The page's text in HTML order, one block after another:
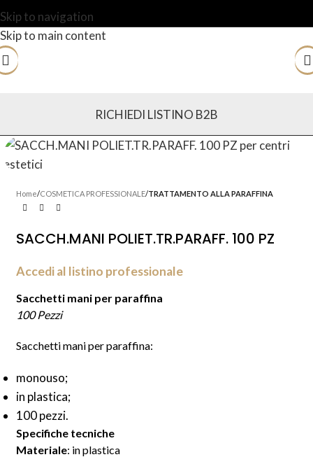
Skip to navigation
Skip to main content
RICHIEDI LISTINO B2B
Home COSMETICA PROFESSIONALE TRATTAMENTO ALLA PARAFFINA
SACCH.MANI POLIET.TR.PARAFF. 100 PZ
Accedi al listino professionale
Sacchetti mani per paraffina
100 Pezzi
Sacchetti mani per paraffina:
monouso;
in plastica;
100 pezzi.
Specifiche tecniche
Materiale: in plastica